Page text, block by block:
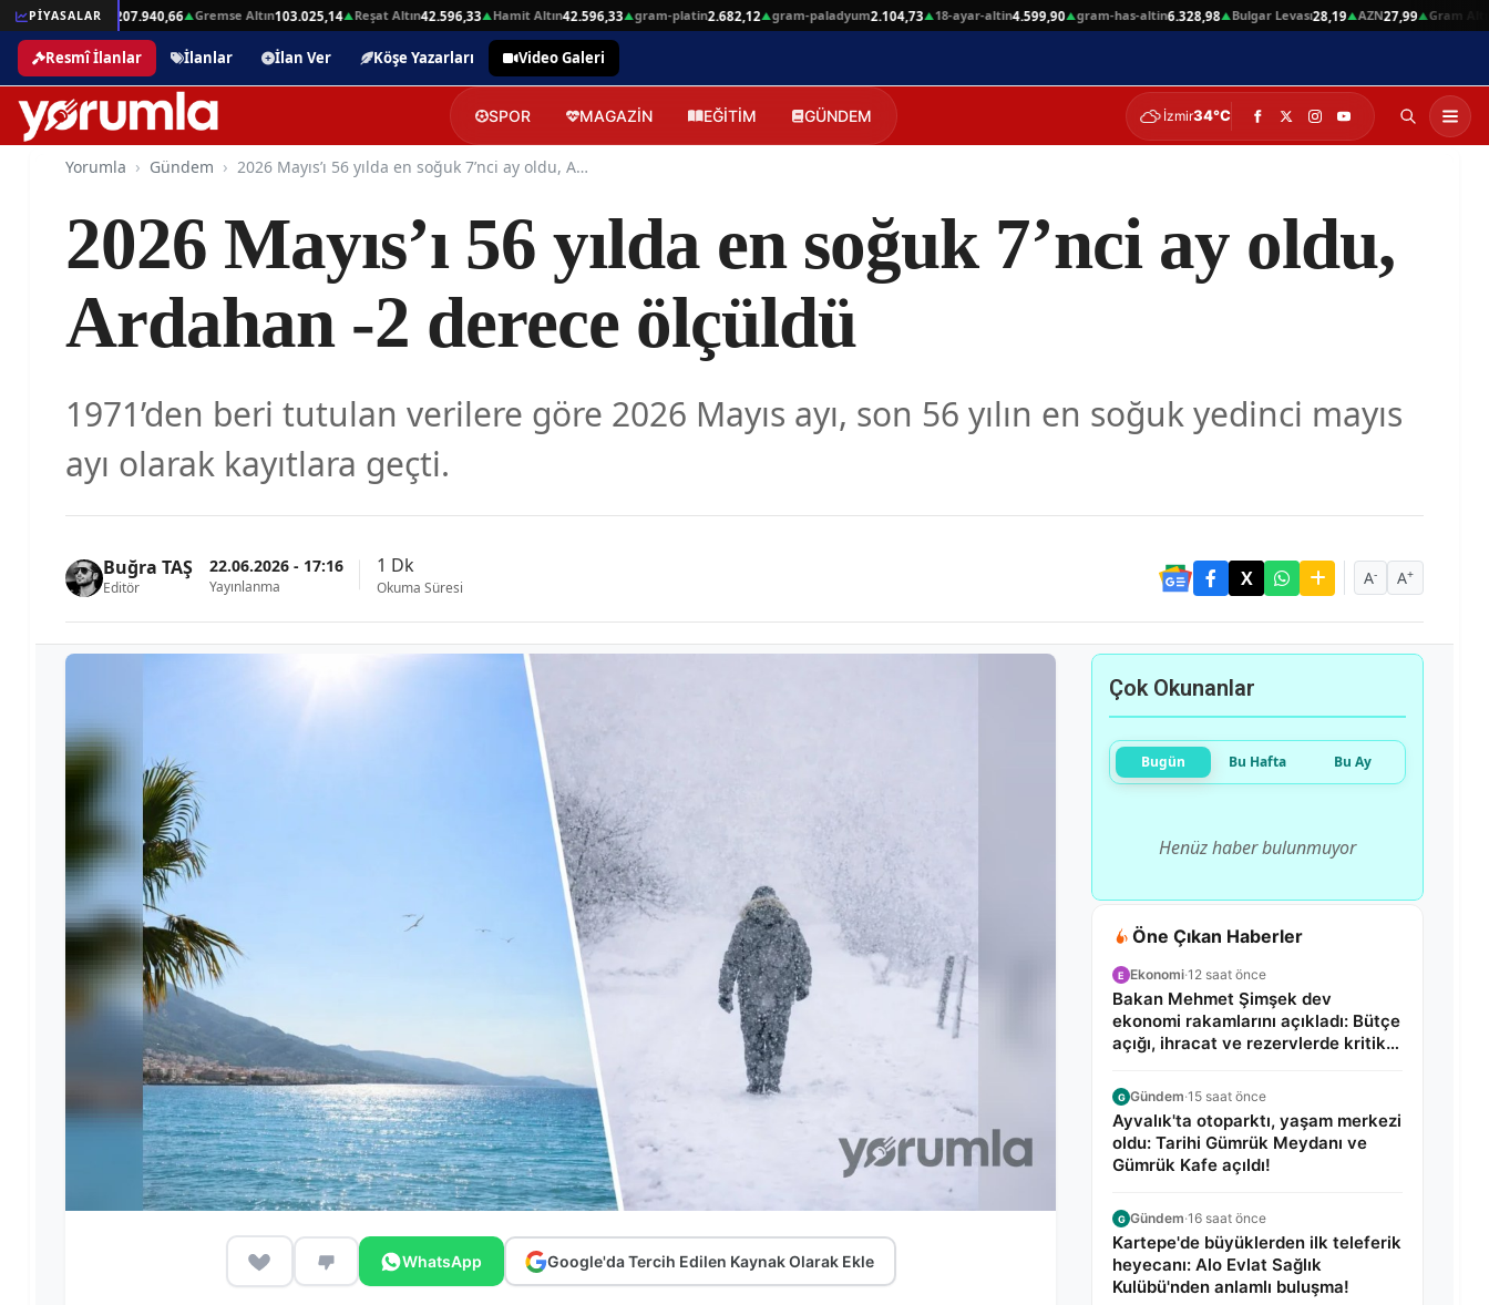
PİYASALAR
▲Beşli Altın207.940,66▲Gremse Altın103.025,14▲Reşat Altın42.596,33▲Hamit Altın42.596,33▲gram-platin2.682,12▲gram-paladyum2.104,73▲18-ayar-altin4.599,90▲gram-has-altin6.328,98▲Bulgar Levası28,19▲AZN27,99▲Gram Altın
Resmî İlanlar İlanlar İlan Ver Köşe Yazarları Video Galeri
SPOR MAGAZİN EĞİTİM GÜNDEM İzmir34°C
Yorumla Gündem 2026 Mayıs’ı 56 yılda en soğuk 7’nci ay oldu, Ardahan -2 derece ölçüldü
2026 Mayıs’ı 56 yılda en soğuk 7’nci ay oldu,
Ardahan -2 derece ölçüldü
1971’den beri tutulan verilere göre 2026 Mayıs ayı, son 56 yılın en soğuk yedinci mayıs
ayı olarak kayıtlara geçti.
Buğra TAŞ
Editör
22.06.2026 - 17:16
Yayınlanma
1 Dk
Okuma Süresi A- A+
WhatsApp Google'da Tercih Edilen Kaynak Olarak Ekle
Çok Okunanlar
Bugün Bu Hafta Bu Ay
Henüz haber bulunmuyor
Öne Çıkan Haberler
E Ekonomi·12 saat önce
Bakan Mehmet Şimşek dev
ekonomi rakamlarını açıkladı: Bütçe
açığı, ihracat ve rezervlerde kritik
G Gündem·15 saat önce
Ayvalık'ta otoparktı, yaşam merkezi
oldu: Tarihi Gümrük Meydanı ve
Gümrük Kafe açıldı!
G Gündem·16 saat önce
Kartepe'de büyüklerden ilk teleferik
heyecanı: Alo Evlat Sağlık
Kulübü'nden anlamlı buluşma!